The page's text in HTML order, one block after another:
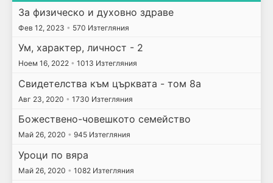
За физическо и духовно здраве
Фев 12, 2023 • 570 Изтегляния
Ум, характер, личност - 2
Ноем 16, 2022 • 1013 Изтегляния
Свидетелства към църквата - том 8а
Авг 23, 2020 • 1730 Изтегляния
Божествено-човешкото семейство
Май 26, 2020 • 945 Изтегляния
Уроци по вяра
Май 26, 2020 • 1082 Изтегляния